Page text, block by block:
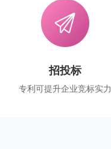
招投标
专利可提升企业竞标实力